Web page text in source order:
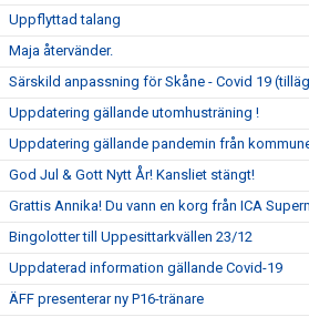
Uppflyttad talang
Maja återvänder.
Särskild anpassning för Skåne - Covid 19
Uppdatering gällande utomhusträning !
Uppdatering gällande pandemin från
God Jul & Gott Nytt År! Kansliet stängt!
Grattis Annika! Du vann en korg från ICA
Bingolotter till Uppesittarkvällen 23/12
Uppdaterad information gällande Covid-19
ÄFF presenterar ny P16-tränare